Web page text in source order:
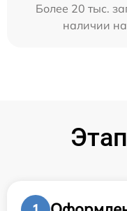
Более 20 тыс.
наличии